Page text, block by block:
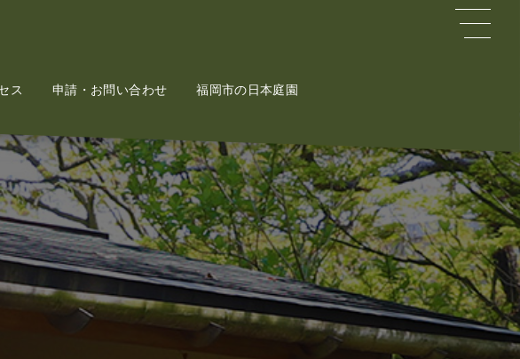
ス 申請・お問い合わせ
Contact 福岡市の日本庭園
Potal